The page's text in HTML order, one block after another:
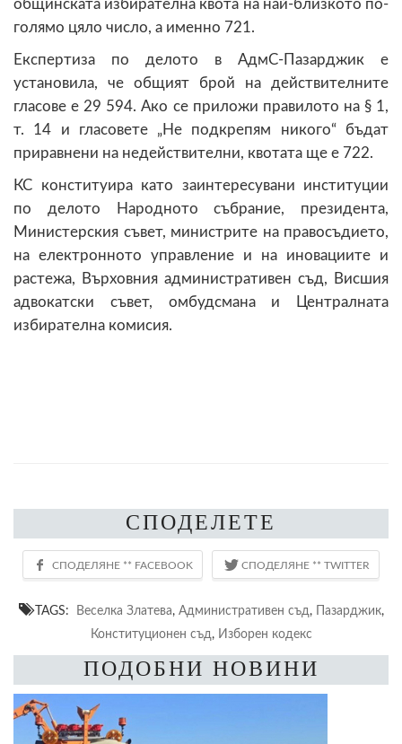
общинската избирателна квота на най-близкото по-
голямо цяло число, а именно 721.
Експертиза по делото в АдмС-Пазарджик е
установила, че общият брой на действителните
гласове е 29 594. Ако се приложи правилото на § 1,
т. 14 и гласовете „Не подкрепям никого“ бъдат
приравнени на недействителни, квотата ще е 722.
КС конституира като заинтересувани институции
по делото Народното събрание, президента,
Министерския съвет, министрите на правосъдието,
на електронното управление и на иновациите и
растежа, Върховния административен съд, Висшия
адвокатски съвет, омбудсмана и Централната
избирателна комисия.
СПОДЕЛЕТЕ
TAGS: Веселка Златева, Административен съд , Пазарджик,
Конституционен съд , Изборен кодекс
ПОДОБНИ НОВИНИ